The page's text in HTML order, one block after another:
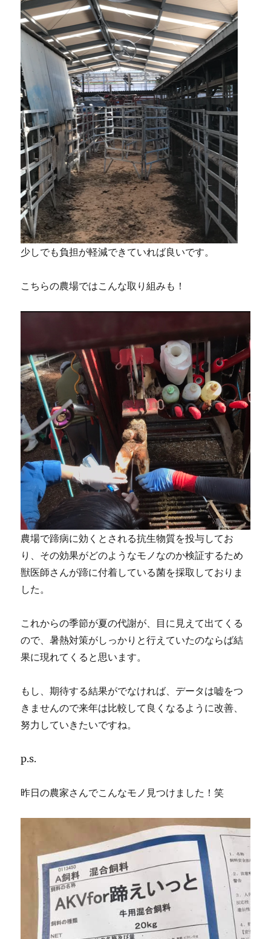
少しでも負担が軽減できていれば良いです。
こちらの農場ではこんな取り組みも！
農場で蹄病に効くとされる抗生物質を投与してお
り、その効果がどのようなモノなのか検証するため
獣医師さんが蹄に付着している菌を採取しておりま
した。
これからの季節が夏の代謝が、目に見えて出てくる
ので、暑熱対策がしっかりと行えていたのならば結
果に現れてくると思います。
もし、期待する結果がでなければ、データは嘘をつ
きませんので来年は比較して良くなるように改善、
努力していきたいですね。
p.s.
昨日の農家さんでこんなモノ見つけました！笑